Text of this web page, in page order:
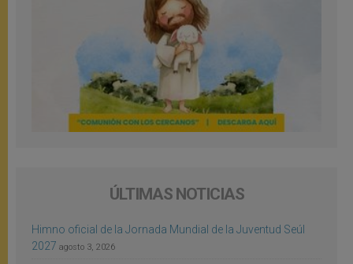
ÚLTIMAS NOTICIAS
Himno oficial de la Jornada Mundial de la Juventud Seúl
2027 agosto 3, 2026